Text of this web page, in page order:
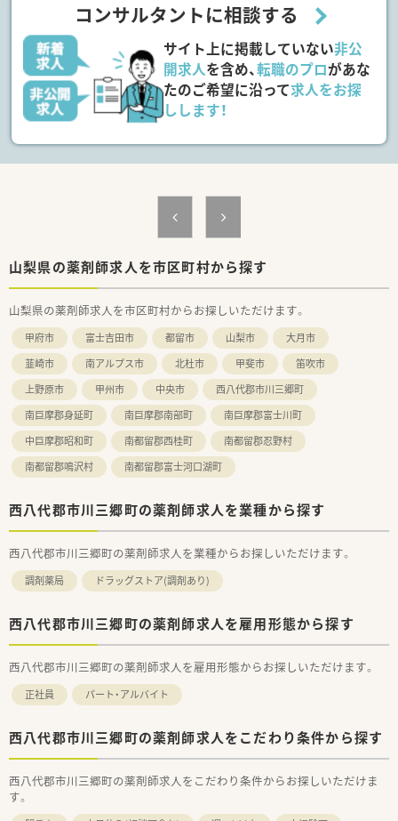
とも可能です。
■その他にも、管理部門や商品部門等の本社スタッフなど活動領
域は多種多様です。
■在宅実施店舗は年々増加しており、在宅医療へもしっかりと関
わる事ができます。
■育児休暇は3歳まで取得が可能で、時短制度は小学5年生まで
時短勤務ができるよう変更予定です。
■日用品から常備薬まで、従業員割引制度など嬉しいメリットも
たくさんあります！
コンサルタントに相談する
サイト上に掲載していない非公
開求人を含め、転職のプロがあな
たのご希望に沿って求人をお探
しします！
山梨県の薬剤師求人を市区町村から探す
山梨県の薬剤師求人を市区町村からお探しいただけます。
甲府市 富士吉田市 都留市 山梨市
大月市
韮崎市
南アルプス市 北杜市 甲斐市
笛吹市
上野原市
甲州市 中央市
西八代郡市川三郷町
南巨摩郡身延町
南巨摩郡南部町
南巨摩郡富士川町
中巨摩郡昭和町
南都留郡西桂町
南都留郡忍野村
南都留郡鳴沢村
南都留郡富士河口湖町
西八代郡市川三郷町の薬剤師求人を業種から探す
西八代郡市川三郷町の薬剤師求人を業種からお探しいただけます。
調剤薬局 ドラッグストア(調剤あり)
西八代郡市川三郷町の薬剤師求人を雇用形態から探す
西八代郡市川三郷町の薬剤師求人を雇用形態からお探しいただけます。
正社員 パート・アルバイト
西八代郡市川三郷町の薬剤師求人をこだわり条件から探す
西八代郡市川三郷町の薬剤師求人をこだわり条件からお探しいただけま
す。